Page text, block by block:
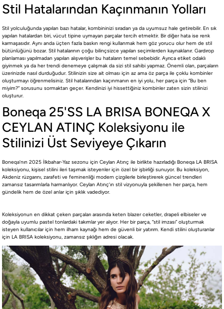
Stil Hatalarından Kaçınmanın Yolları
Stil yolculuğunda yapılan bazı hatalar, kombininizi sıradan ya da uyumsuz hale getirebilir. En sık
yapılan hatalardan biri, vücut tipine uymayan parçalar tercih etmektir. Bir diğer hata ise renk
karmaşasıdır. Aynı anda üçten fazla baskın rengi kullanmak hem göz yorucu olur hem de stil
bütünlüğünü bozar. Stil hatalarının çoğu bilinçsizce yapılan seçimlerden kaynaklanır. Gardırop
planlaması yapılmadan yapılan alışverişler bu hataların temel sebebidir. Ayrıca etiket odaklı
giyinmek ya da her trendi denemeye çalışmak da sizi stil sahibi yapmaz. Önemli olan, parçaların
üzerinizde nasıl durduğudur. Stilinizin size ait olması için az ama öz parça ile çoklu kombinler
oluşturmayı öğrenmelisiniz. Stil hatalarından kaçınmanın en iyi yolu, her parça için “Bu ben
miyim?” sorusunu sormaktan geçer. Kendinizi iyi hissettiğiniz kombinler zaten sizin stilinizi
oluşturur.
Boneqa 25'SS LA BRISA BONEQA X
CEYLAN ATINÇ Koleksiyonu ile
Stilinizi Üst Seviyeye Çıkarın
Boneqa’nın 2025 İlkbahar-Yaz sezonu için Ceylan Atınç ile birlikte hazırladığı Boneqa LA BRISA
koleksiyonu, kişisel stilini ileri taşımak isteyenler için özel bir işbirliği sunuyor. Bu koleksiyon,
Akdeniz rüzgarını, zarafeti ve feminenliği modern çizgilerle birleştirerek güncel trendleri
zamansız tasarımlarla harmanlıyor. Ceylan Atınç’ın stil vizyonuyla şekillenen her parça, hem
gündelik hem de özel anlar için şıklık vadediyor.
Koleksiyonun en dikkat çeken parçaları arasında keten blazer ceketler, drapeli elbiseler ve
doğayla uyumlu pastel tonlardaki takımlar yer alıyor. Her bir parça, “stil imzası” oluşturmak
isteyen kullanıcılar için hem ilham kaynağı hem de güvenli bir yatırım. Kendi stilini oluşturanlar
için LA BRISA koleksiyonu, zamansız şıklığın adresi olacak.